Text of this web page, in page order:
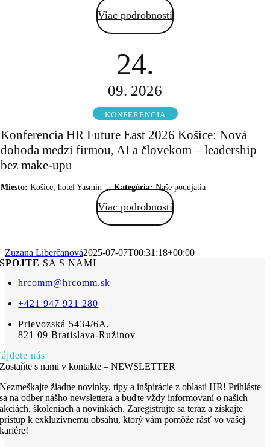
Viac podrobností
24.
09. 2026
KONFERENCIA
Konferencia HR Future East 2026 Košice: Nová
dohoda medzi firmou, AI a človekom – leadership
bez make-upu
Miesto: Košice, hotel Yasmin Kategória:Naše podujatia
Viac podrobností
Zuzana Liberčanová2025-07-07T00:31:18+00:00
SPOJTE SA S NAMI
hrcomm@hrcomm.sk
+421 947 921 280
Prievozská 5434/6A,
821 09 Bratislava-Ružinov
nás
Zostaňte s nami v kontakte – NEWSLETTER
Nezmeškajte žiadne novinky, tipy a inšpirácie z oblasti HR! Prihláste
sa na odber nášho newslettera a buďte vždy informovaní o našich
akciách, školeniach a novinkách. Zaregistrujte sa teraz a získajte
prístup k exkluzívnemu obsahu, ktorý vám pomôže rásť vo vašej
kariére!